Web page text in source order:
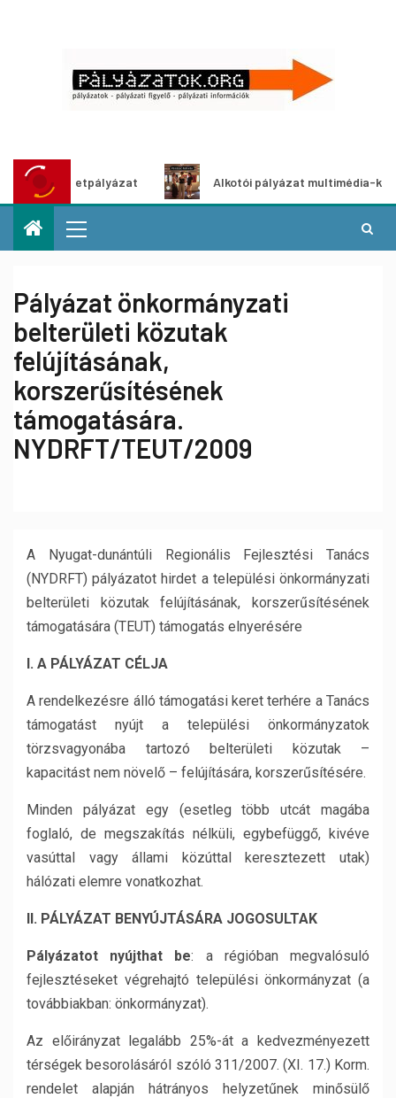
Alkotói pályázat multimédia-kiállításhoz
Pályázat önkormányzati
belterületi közutak
felújításának,
korszerűsítésének
támogatására.
NYDRFT/TEUT/2009
A Nyugat-dunántúli Regionális Fejlesztési Tanács
(NYDRFT) pályázatot hirdet a települési önkormányzati
belterületi közutak felújításának, korszerűsítésének
támogatására (TEUT) támogatás elnyerésére
I. A PÁLYÁZAT CÉLJA
A rendelkezésre álló támogatási keret terhére a Tanács
támogatást nyújt a települési önkormányzatok
törzsvagyonába tartozó belterületi közutak –
kapacitást nem növelő – felújítására, korszerűsítésére.
Minden pályázat egy (esetleg több utcát magába
foglaló, de megszakítás nélküli, egybefüggő, kivéve
vasúttal vagy állami közúttal keresztezett utak)
hálózati elemre vonatkozhat.
II. PÁLYÁZAT BENYÚJTÁSÁRA JOGOSULTAK
Pályázatot nyújthat be: a régióban megvalósuló
fejlesztéseket végrehajtó települési önkormányzat (a
továbbiakban: önkormányzat).
Az előirányzat legalább 25%-át a kedvezményezett
térségek besorolásáról szóló 311/2007. (XI. 17.) Korm.
rendelet alapján hátrányos helyzetűnek minősülő